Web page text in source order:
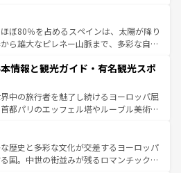
の美しい田園風景やアマルフィ海岸の絶
も見逃せない。観光の合間には、本場の
、絶品のイタリア料理を堪能することも
リアで、忘れられない旅をしてみよう！
リア情報は
ぼ80％を占めるスペインは、太陽が降り
ら雄大なピレネー山脈まで、多彩な自然
国では、情熱的なフラメンコ、熱気あふ
美味しいタパスが生活の一部となってい
ドの洗練された雰囲気や、バルセロナの
角から、地方では古代ローマ遺跡や中世
て風土や気候が異なるスペインはその個
性で訪れる人を魅了する。 なお、新着のスペイン情報は コ
照してほしい。
情報と観光ガイド・有名観光スポ
中の旅行者を魅了し続けるヨーロッパ屈
都パリのエッフェル塔やルーブル美術館
詰まっている。華麗な宮殿、歴史的な大
チ、そして豊かな自然が、訪れる者を心
た、フランスは美食の国としても知ら
歴史と多彩な文化が交差するヨーロッパ
国。中世の街並みが残るロマンチック街